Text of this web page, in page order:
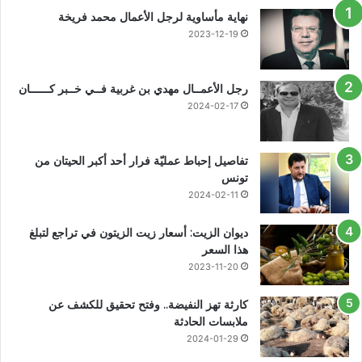
نهاية مأساوية لرجل الأعمال محمد فريخة
2023-12-19
رجل الأعمــال مهدي بن غربية فــي خــبر كــــــان
2024-02-17
تفاصيل إحباط عمليّة فرار أحد أكبر الحيتان من
تونس
2024-02-11
ديوان الزيت: أسعار زيت الزيتون في تراجع لتبلغ
هذا السعر
2023-11-20
كارثة تهز النفيضة.. وفتح تحقيق للكشف عن
ملابسات الحادثة
2024-01-29